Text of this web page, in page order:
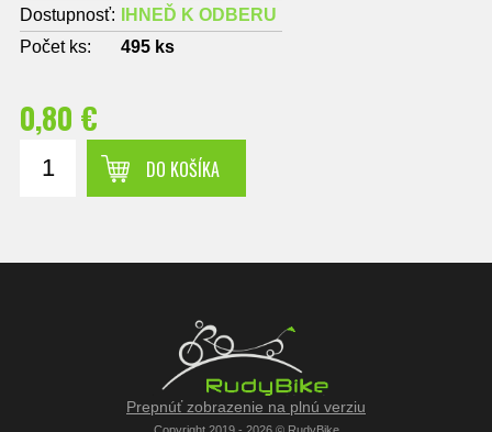
Dostupnosť:
IHNEĎ K ODBERU
Počet ks:
495 ks
0,80 €
DO KOŠÍKA
Prepnúť zobrazenie na plnú verziu